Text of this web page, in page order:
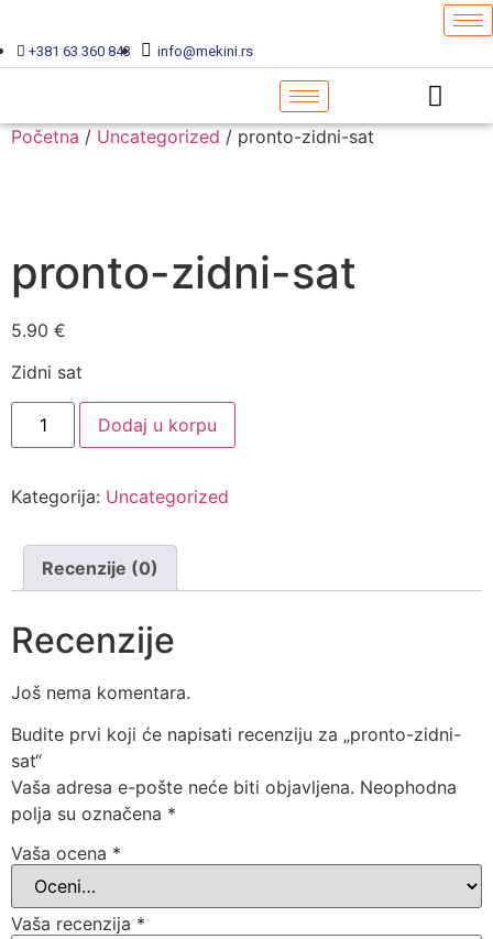
+381 63 360 843 info@mekini.rs
Početna / Uncategorized / pronto-zidni-sat
pronto-zidni-sat
5.90 €
Zidni sat
Dodaj u korpu
Kategorija: Uncategorized
Recenzije (0)
Recenzije
Još nema komentara.
Budite prvi koji će napisati recenziju za „pronto-zidni-
sat“
Vaša adresa e-pošte neće biti objavljena. Neophodna
polja su označena *
Vaša ocena *
Vaša recenzija *